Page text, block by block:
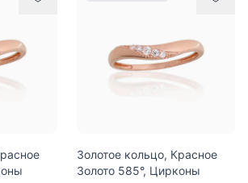
Золотое кольцо, Красное
Золото 585°, Цирконы